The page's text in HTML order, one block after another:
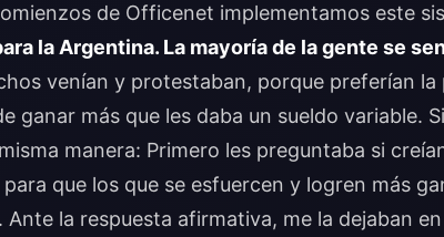
de Officenet implementamos este
la Argentina. La mayoría de la gente se
venían y protestaban, porque preferían
ganar más que les daba un sueldo variable.
manera: Primero les preguntaba si
que los que se esfuercen y logren más
la respuesta afirmativa, me la dejaban